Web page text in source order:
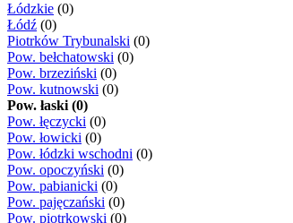
Łódzkie (0)
Łódź (0)
Piotrków Trybunalski (0)
Pow. bełchatowski (0)
Pow. brzeziński (0)
Pow. kutnowski (0)
Pow. łaski (0)
Pow. łęczycki (0)
Pow. łowicki (0)
Pow. łódzki wschodni (0)
Pow. opoczyński (0)
Pow. pabianicki (0)
Pow. pajęczański (0)
Pow. piotrkowski (0)